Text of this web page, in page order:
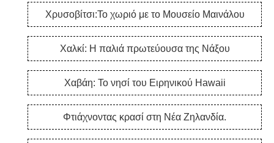
Χρυσοβίτσι:Το χωριό με το Μουσείο Μαινάλου
Χαλκί: Η παλιά πρωτεύουσα της Νάξου
Χαβάη: Το νησί του Ειρηνικού Hawaii
Φτιάχνοντας κρασί στη Νέα Ζηλανδία.